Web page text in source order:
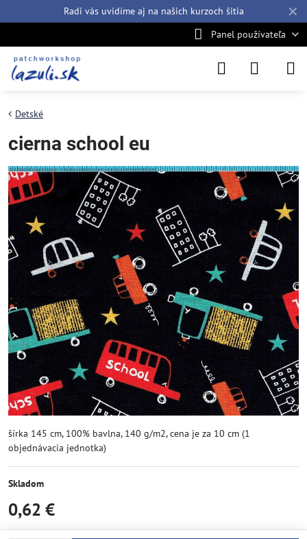
✕
Radi vás uvidíme aj na našich kurzoch šitia
Panel používateľa
Detské
cierna school eu
šírka 145 cm, 100% bavlna, 140 g/m2, cena je za 10 cm (1
objednávacia jednotka)
Skladom
0,62 €